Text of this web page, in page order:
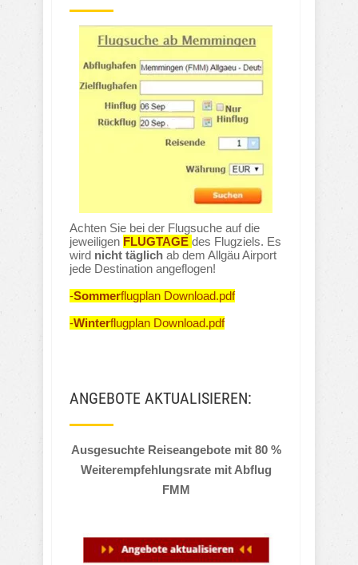
Achten Sie bei der Flugsuche auf die
jeweiligen FLUGTAGE des Flugziels. Es
wird nicht täglich ab dem Allgäu Airport
jede Destination angeflogen!
-Sommerflugplan Download.pdf
-Winterflugplan Download.pdf
ANGEBOTE AKTUALISIEREN:
Ausgesuchte Reiseangebote mit 80 %
Weiterempfehlungsrate mit Abflug
FMM